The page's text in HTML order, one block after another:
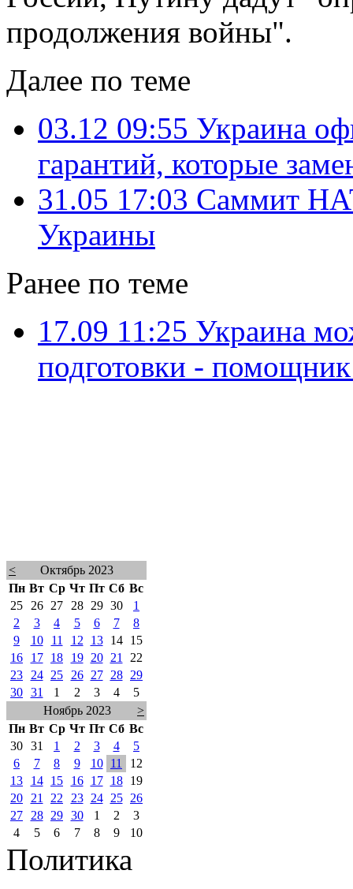
продолжения войны".
Далее по теме
03.12 09:55 Украина
гарантий, которые
31.05 17:03 Саммит
Украины
Ранее по теме
17.09 11:25 Украина
подготовки - помощник
<
Октябрь 2023
Пн Вт Ср Чт Пт Сб Вс
25
26 27 28 29 30
1
2
3 4 5 6 7
8
9
10 11 12 13 14
15
16
17 18 19 20 21
22
23
24 25 26 27 28
29
30 31 1 2 3 4
5
Ноябрь 2023
>
Пн Вт Ср Чт Пт Сб Вс
30 31 1 2 3 4
5
6
7 8 9 10 11
12
13
14 15 16 17 18
19
20
21 22 23 24 25
26
27
28 29 30 1 2
3
4
5 6 7 8 9 10
Политика